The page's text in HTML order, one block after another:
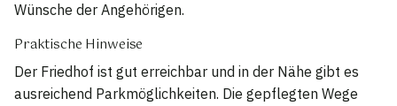
Wünsche der Angehörigen.
Praktische Hinweise
Der Friedhof ist gut erreichbar und in der Nähe gibt es
ausreichend Parkmöglichkeiten. Die gepflegten Wege